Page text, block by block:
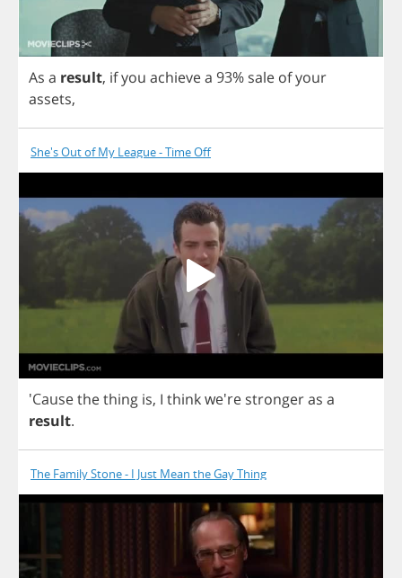
As a result, ifyou achievea 93% sale ofyour
assets,
She's Out of My League - Time Off
'Causethething is, I thinkwe're strongeras a
result.
The Family Stone - I Just Mean the Gay Thing